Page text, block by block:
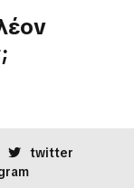
twitter